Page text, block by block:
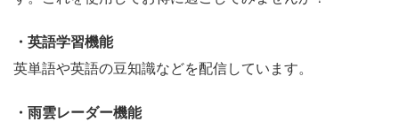
・英語学習機能
英単語や英語の豆知識などを配信しています。
・雨雲レーダー機能